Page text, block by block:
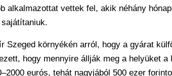
alkalmazottat vettek fel, akik néhány
Szeged környékén arról, hogy a gyárat
hogy mennyire állják meg a helyüket a
eurós, tehát nagyjából 500 ezer